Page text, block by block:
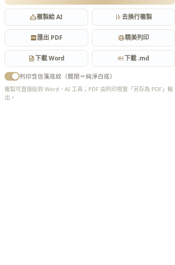
複製給 AI 去換行複製
匯出 PDF 精美列印
下載 Word 下載 .md
列印含信箋底紋（關閉＝純淨白底）
複製可直接貼到 Word、AI 工具；PDF 由列印視窗「另存為 PDF」輸
出。